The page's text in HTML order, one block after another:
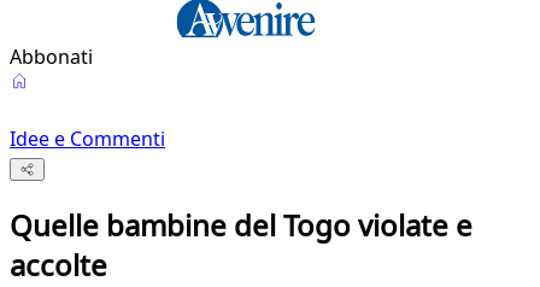
Abbonati
Idee e Commenti
Quelle bambine del Togo violate e
accolte